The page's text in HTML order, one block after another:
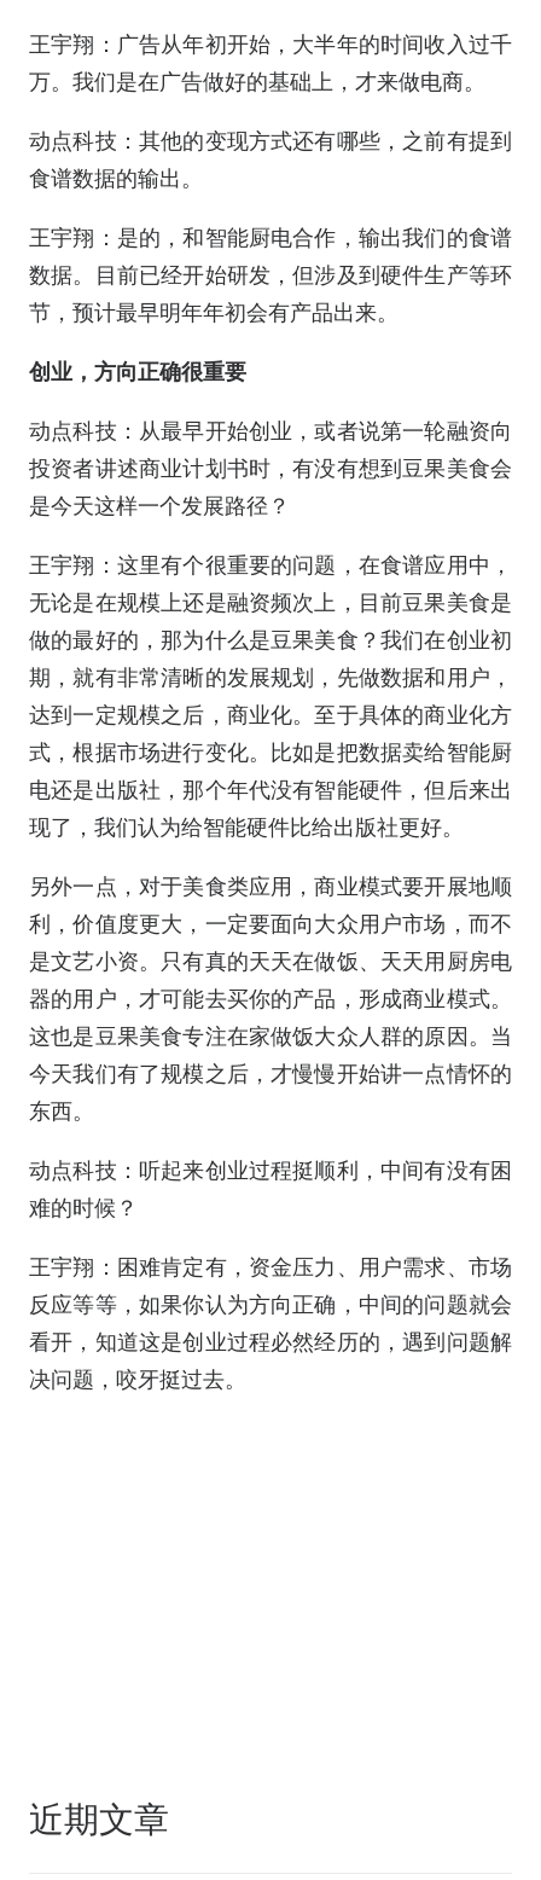
王宇翔：广告从年初开始，大半年的时间收入过千
万。我们是在广告做好的基础上，才来做电商。
动点科技：其他的变现方式还有哪些，之前有提到
食谱数据的输出。
王宇翔：是的，和智能厨电合作，输出我们的食谱
数据。目前已经开始研发，但涉及到硬件生产等环
节，预计最早明年年初会有产品出来。
创业，方向正确很重要
动点科技：从最早开始创业，或者说第一轮融资向
投资者讲述商业计划书时，有没有想到豆果美食会
是今天这样一个发展路径？
王宇翔：这里有个很重要的问题，在食谱应用中，
无论是在规模上还是融资频次上，目前豆果美食是
做的最好的，那为什么是豆果美食？我们在创业初
期，就有非常清晰的发展规划，先做数据和用户，
达到一定规模之后，商业化。至于具体的商业化方
式，根据市场进行变化。比如是把数据卖给智能厨
电还是出版社，那个年代没有智能硬件，但后来出
现了，我们认为给智能硬件比给出版社更好。
另外一点，对于美食类应用，商业模式要开展地顺
利，价值度更大，一定要面向大众用户市场，而不
是文艺小资。只有真的天天在做饭、天天用厨房电
器的用户，才可能去买你的产品，形成商业模式。
这也是豆果美食专注在家做饭大众人群的原因。当
今天我们有了规模之后，才慢慢开始讲一点情怀的
东西。
动点科技：听起来创业过程挺顺利，中间有没有困
难的时候？
王宇翔：困难肯定有，资金压力、用户需求、市场
反应等等，如果你认为方向正确，中间的问题就会
看开，知道这是创业过程必然经历的，遇到问题解
决问题，咬牙挺过去。
近期文章